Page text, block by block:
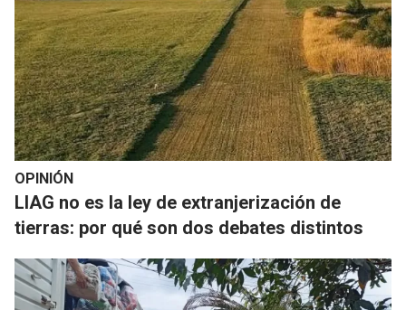
OPINIÓN
LIAG no es la ley de extranjerización de
tierras: por qué son dos debates distintos